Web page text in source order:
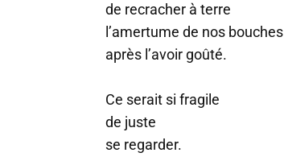
de recracher à terre
l’amertume de nos bouches
après l’avoir goûté.
Ce serait si fragile
de juste
se regarder.